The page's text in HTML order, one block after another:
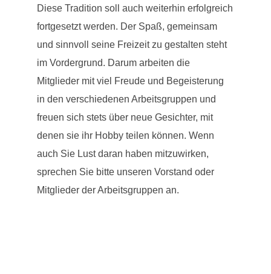
Diese Tradition soll auch weiterhin erfolgreich
fortgesetzt werden. Der Spaß, gemeinsam
und sinnvoll seine Freizeit zu gestalten steht
im Vordergrund. Darum arbeiten die
Mitglieder mit viel Freude und Begeisterung
in den verschiedenen Arbeitsgruppen und
freuen sich stets über neue Gesichter, mit
denen sie ihr Hobby teilen können. Wenn
auch Sie Lust daran haben mitzuwirken,
sprechen Sie bitte unseren Vorstand oder
Mitglieder der Arbeitsgruppen an.